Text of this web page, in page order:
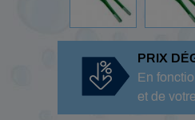
PRIX
En
et de